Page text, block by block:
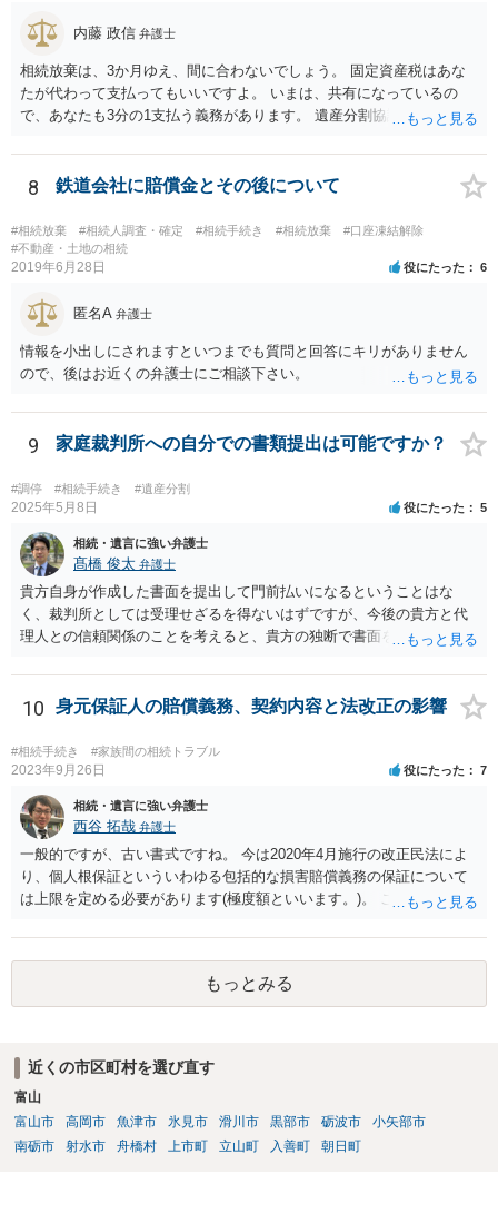
内藤 政信 弁護士
相続放棄は、3か月ゆえ、間に合わないでしょう。 固定資産税はあな
たが代わって支払ってもいいですよ。 いまは、共有になっているの
で、あなたも3分の1支払う義務があります。 遺産分割協議をして、不
払い義務があります。
8 鉄道会社に賠償金とその後について
#相続放棄 #相続人調査・確定 #相続手続き #相続放棄
#口座凍結解除
#不動産・土地の相続
2019年6月28日 役にたった 6
匿名A 弁護士
情報を小出しにされますといつまでも質問と回答にキリがありません
ので、後はお近くの弁護士にご相談下さい。
9 家庭裁判所への自分での書類提出は可能ですか？
#調停 #相続手続き #遺産分割
2025年5月8日 役にたった 5
相続・遺言に強い弁護士
髙橋 俊太 弁護士
貴方自身が作成した書面を提出して門前払いになるということはな
く、裁判所としては受理せざるを得ないはずですが、今後の貴方と代
理人との信頼関係のことを考えると、貴方の独断で書面を提出したり
士が主張書面の提出を渋っているようですが、弁護士として提出の実
益がないと考えている可能性もあると思いますので、そのあたりも含
います。単に面倒臭いということで書面提出をしないということであ
れば、当該弁護士との委任関係を修了した上で、貴方のほうで書面提
出することを検討なさった方がよいでしょう。
10 身元保証人の賠償義務、契約内容と法改正の影響
#相続手続き #家族間の相続トラブル
2023年9月26日 役にたった 7
相続・遺言に強い弁護士
西谷 拓哉 弁護士
一般的ですが、古い書式ですね。 今は2020年4月施行の改正民法によ
り、個人根保証といういわゆる包括的な損害賠償義務の保証について
は上限を定める必要があります(極度額といいます。)。 この書式にサ
り、会社側は請求できない可能性が高そうです。
もっとみる
近くの市区町村を選び直す
富山
富山市
高岡市 魚津市 氷見市 滑川市 黒部市 砺波市
小矢部市
南砺市
射水市 舟橋村 上市町 立山町 入善町 朝日町